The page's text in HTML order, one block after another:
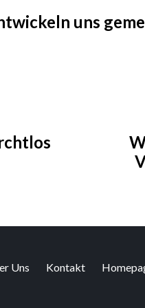
uns
Uns Kontakt